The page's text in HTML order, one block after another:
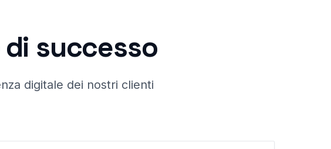
successo
digitale dei nostri clienti